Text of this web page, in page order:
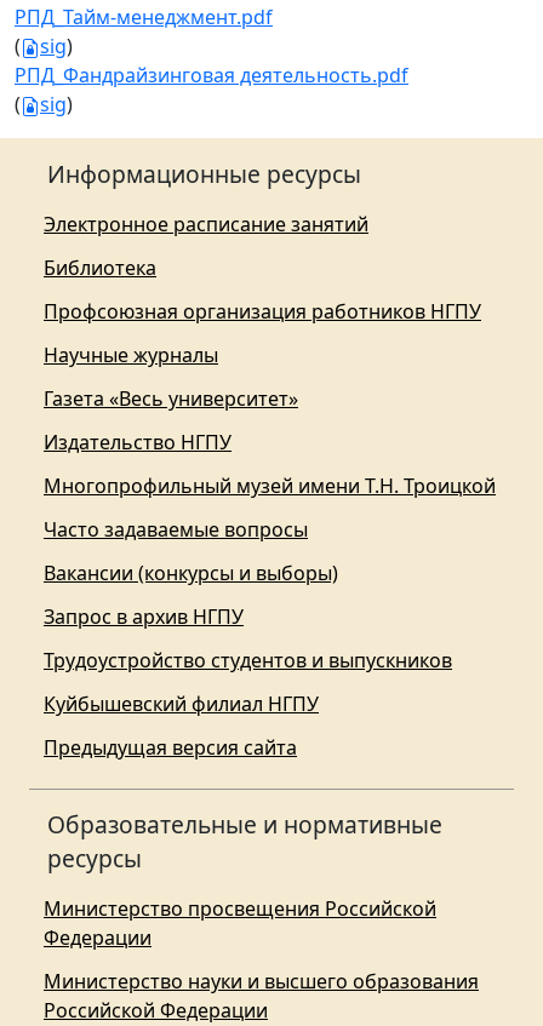
РПД_Тайм-менеджмент.pdf
(
sig)
РПД_Фандрайзинговая деятельность.pdf
(
sig)
Информационные ресурсы
Электронное расписание занятий
Библиотека
Профсоюзная организация работников НГПУ
Научные журналы
Газета «Весь университет»
Издательство НГПУ
Многопрофильный музей имени Т.Н. Троицкой
Часто задаваемые вопросы
Вакансии (конкурсы и выборы)
Запрос в архив НГПУ
Трудоустройство студентов и выпускников
Куйбышевский филиал НГПУ
Предыдущая версия сайта
Образовательные и нормативные
ресурсы
Министерство просвещения Российской
Федерации
Министерство науки и высшего образования
Российской Федерации